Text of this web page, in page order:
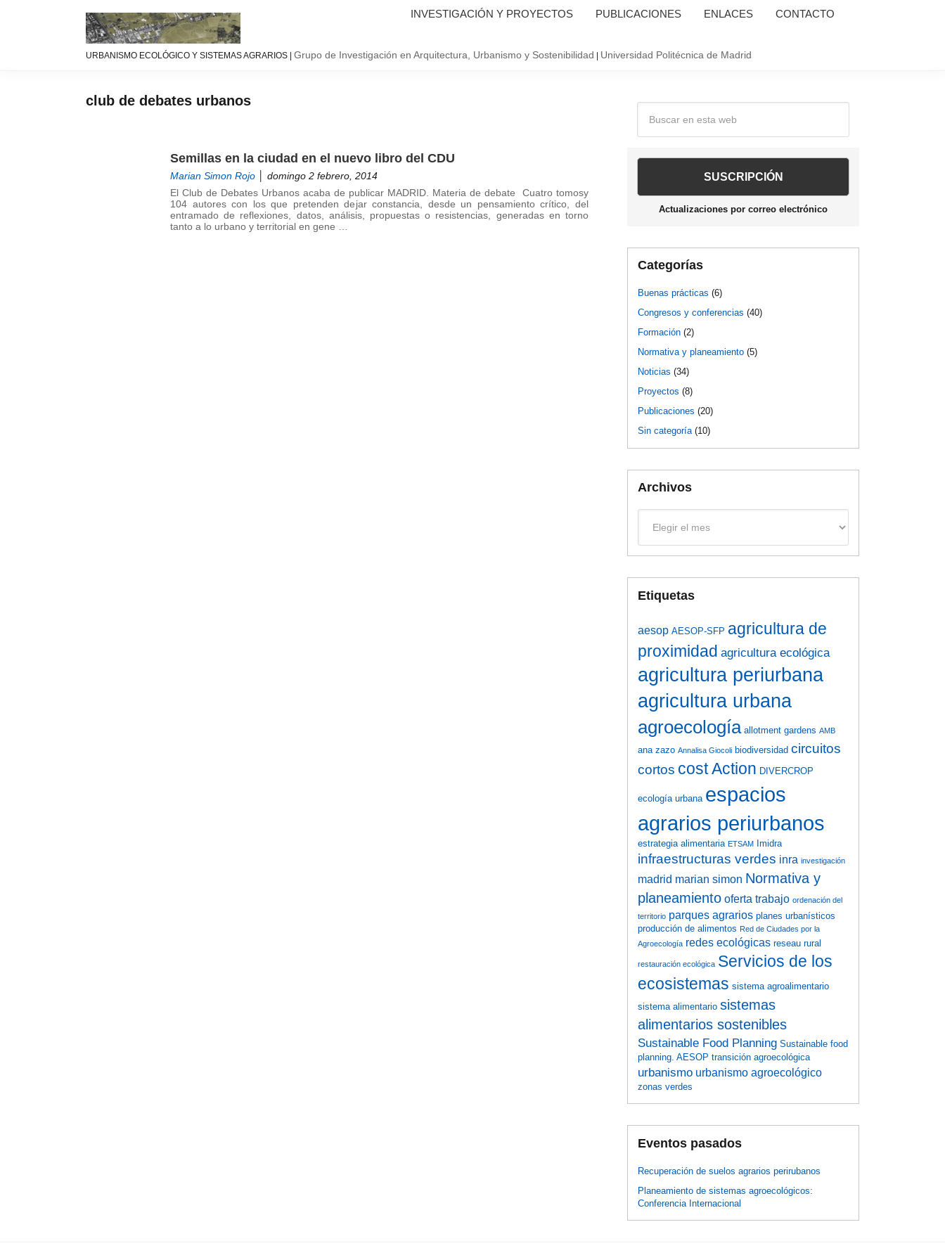
Urbanismo
sistemas
agrarios
Linea
GIAU+S
URBANISMO ECOLÓGICO Y SISTEMAS AGRARIOS | Grupo de Investigación en Arquitectura, Urbanismo y Sostenibilidad Universidad Politécnica de Madrid
INVESTIGACIÓN Y PROYECTOS PUBLICACIONES ENLACES CONTACTO
club de debates urbanos
Semillas en la ciudad en el nuevo libro del CDU
Marian Simon Rojo │ domingo 2 febrero, 2014
El Club de Debates Urbanos acaba de publicar MADRID. Materia de debate Cuatro tomosy
104 autores con los que pretenden dejar constancia, desde un pensamiento crítico, del
entramado de reflexiones, datos, análisis, propuestas o resistencias, generadas en torno
tanto a lo urbano y territorial en gene …
Barra
lateral
principal
Actualizaciones por correo electrónico
Categorías
Buenas prácticas (6)
Congresos y conferencias (40)
Formación (2)
Normativa y planeamiento (5)
Noticias (34)
Proyectos (8)
Publicaciones (20)
Sin categoría(10)
Archivos
Etiquetas
aesop AESOP-SFP agricultura de
proximidad agricultura ecológica
agricultura periurbana
agricultura urbana
agroecología allotment gardens AMB
ana zazo Annalisa Giocoli biodiversidad circuitos
cortos cost Action DIVERCROP
ecología urbana espacios
agrarios periurbanos
estrategia alimentaria ETSAM Imidra
infraestructuras verdes inra investigación
madrid marian simon Normativa y
planeamiento oferta trabajo ordenación del
territorio parques agrarios planes urbanísticos
producción de alimentos Red de Ciudades por la
Agroecología redes ecológicas reseau rural
restauración ecológica Servicios de los
ecosistemas sistema agroalimentario
sistema alimentario sistemas
alimentarios sostenibles
Sustainable Food Planning Sustainable food
planning. AESOP transición agroecológica
urbanismo urbanismo agroecológico
zonas verdes
Eventos pasados
Recuperación de suelos agrarios perirubanos
Planeamiento de sistemas agroecológicos:
Conferencia Internacional